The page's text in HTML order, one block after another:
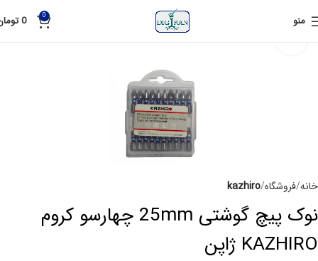
منو 0
0
خانه فروشگاه kazhiro
نوک پیچ گوشتی 25mm چهارسو کروم
KAZHIRO ژاپن